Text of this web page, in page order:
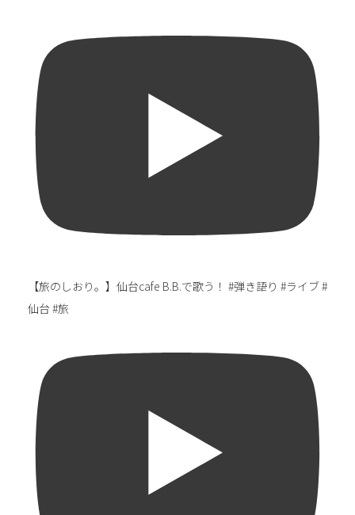
【旅のしおり。】仙台cafe B.B.で歌う！ #弾き語り #ライブ #
仙台 #旅